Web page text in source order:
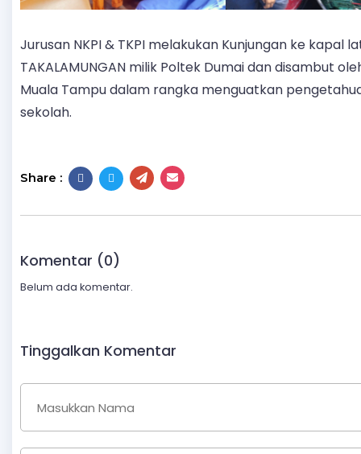
Jurusan NKPI & TKPI melakukan Kunjungan ke kapal
TAKALAMUNGAN milik Poltek Dumai dan disambut
Muala Tampu dalam rangka menguatkan
sekolah.
Share :
Komentar (0)
Belum ada komentar.
Tinggalkan Komentar